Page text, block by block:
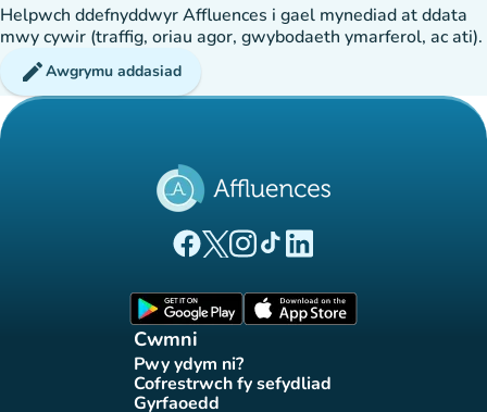
Helpwch ddefnyddwyr Affluences i gael mynediad at ddata
mwy cywir (traffig, oriau agor, gwybodaeth ymarferol, ac ati).
editAwgrymu addasiad
(tab newydd)
(tab newydd)
(tab newydd)
(tab newydd)
(tab newydd)
Cwmni
Pwy ydym ni?
(tab newydd)
Cofrestrwch fy sefydliad
(tab newydd)
Gyrfaoedd